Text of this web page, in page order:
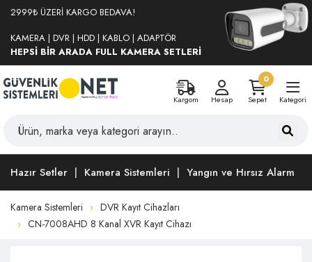
2999₺ ÜZERİ KARGO BEDAVA!
KAMERA | DVR | HDD | KABLO | ADAPTÖR
HEPSİ BİR ARADA FULL KAMERA SETLERİ
Kargom Hesap
0
Sepet
Kategori
Hazır Setler Kamera Sistemleri Yangın ve Hırsız Alarm
Kamera Sistemleri
DVR Kayıt Cihazları
CN-7008AHD 8 Kanal XVR Kayıt Cihazı